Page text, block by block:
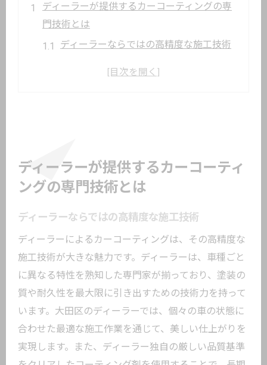
ディーラーが提供するカーコーティングの専
門技術とは
ディーラーならではの高精度な施工技術
専用機材と製品が生む品質の違い
施工後のアフターサポートの充実
技術者の経験が輝きを引き出す
由
信頼できるディーラーが集結
地域密着型のサービス提供
コーティング技術の進化と普及
大田区の気候に適したコーティング選び
口コミで広がるコーティングの評判
お客様の愛車へのこだわり
カーコーティングで愛車の外観を最大限に保
ディーラーが提供するカーコーティ
ングの専門技術とは
ディーラーならではの高精度な施工技術
ディーラーによるカーコーティングは、その高精度な
施工技術が大きな魅力です。ディーラーは、車種ごと
に異なる特性を熟知した専門家が揃っており、塗装の
質や耐久性を最大限に引き出すための技術力を持って
います。大田区のディーラーでは、個々の車の状態に
合わせた最適な施工作業を通じて、美しい仕上がりを
実現します。また、ディーラー独自の厳しい品質基準